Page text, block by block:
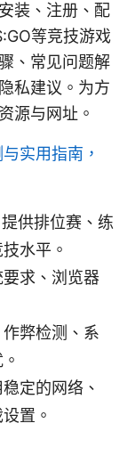
装、注册、配
等竞技游戏
、常见问题解
私建议。为方
源与网址。
实用指南，
供排位赛、练
水平。
求、浏览器
弊检测、系
定的网络、
置。